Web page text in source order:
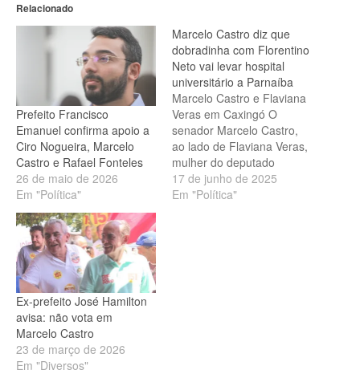
Relacionado
Prefeito Francisco
Emanuel confirma apoio a
Ciro Nogueira, Marcelo
Castro e Rafael Fonteles
26 de maio de 2026
Em "Política"
Marcelo Castro diz que
dobradinha com Florentino
Neto vai levar hospital
universitário a Parnaíba
Marcelo Castro e Flaviana
Veras em Caxingó O
senador Marcelo Castro,
ao lado de Flaviana Veras,
mulher do deputado
federal Florentino Neto
(PT), afirmou em discurso
17 de junho de 2025
Em "Política"
Ex-prefeito José Hamilton
avisa: não vota em
Marcelo Castro
23 de março de 2026
Em "Diversos"